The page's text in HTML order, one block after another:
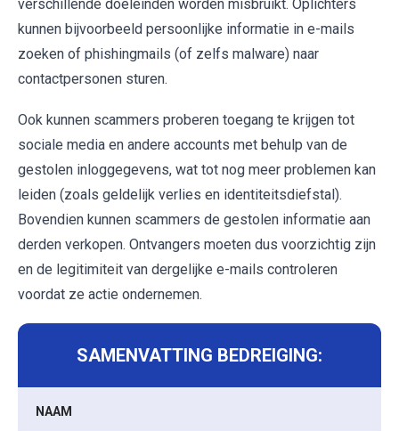
verschillende doeleinden worden misbruikt. Oplichters
kunnen bijvoorbeeld persoonlijke informatie in e-mails
zoeken of phishingmails (of zelfs malware) naar
contactpersonen sturen.
Ook kunnen scammers proberen toegang te krijgen tot
sociale media en andere accounts met behulp van de
gestolen inloggegevens, wat tot nog meer problemen kan
leiden (zoals geldelijk verlies en identiteitsdiefstal).
Bovendien kunnen scammers de gestolen informatie aan
derden verkopen. Ontvangers moeten dus voorzichtig zijn
en de legitimiteit van dergelijke e-mails controleren
voordat ze actie ondernemen.
SAMENVATTING BEDREIGING:
NAAM